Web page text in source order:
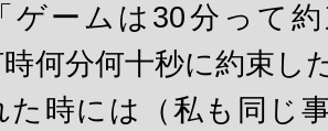
ゲームは30分って
時何分何十秒に約束し
た時には（私も同じ